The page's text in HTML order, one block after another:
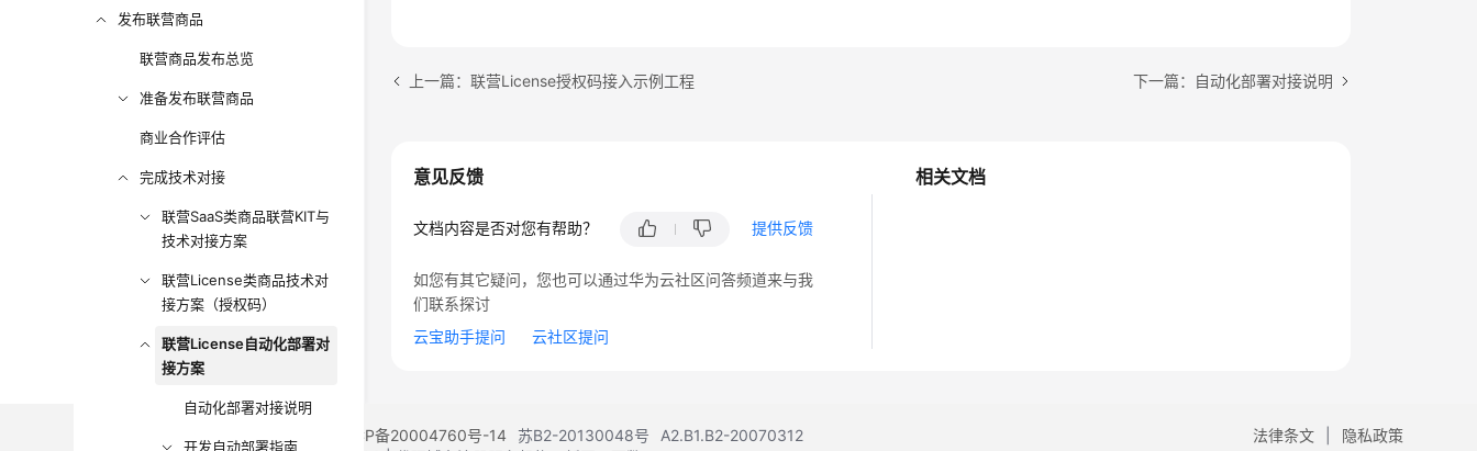
发布联营商品
联营商品发布总览
准备发布联营商品
商业合作评估
完成技术对接
联营SaaS类商品联营KIT与
技术对接方案
联营License类商品技术对
接方案（授权码）
联营License自动化部署对
接方案
自动化部署对接说明
开发自动部署指南
上一篇：联营License授权码接入示例工程 下一篇：自动化部署对接说明
相关文档
意见反馈
文档内容是否对您有帮助？ 提供反馈
如您有其它疑问，您也可以通过华为云社区问答频道来与我
们联系探讨
云宝助手提问
云社区提问
法律条文 隐私政策
黔ICP备20004760号-14 苏B2-20130048号
A2.B1.B2-20070312